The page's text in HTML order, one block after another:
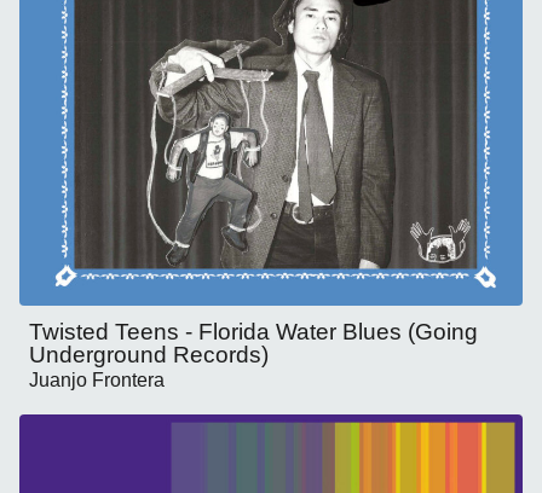
Twisted Teens - Florida Water Blues (Going
Underground Records)
Juanjo Frontera